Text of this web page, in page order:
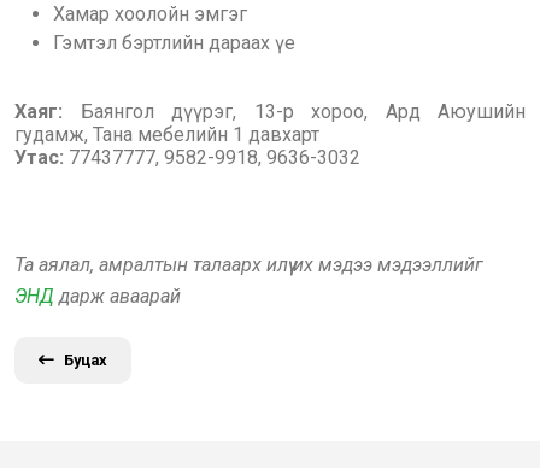
Хамар хоолойн эмгэг
Гэмтэл бэртлийн дараах үе
Хаяг: Баянгол дүүрэг, 13-р хороо, Ард Аюушийн
гудамж, Тана мебелийн 1 давхарт
Утас: 77437777, 9582-9918, 9636-3032
Та аялал, амралтын талаарх илүү их мэдээ мэдээллийг
ЭНД дарж аваарай
Буцах